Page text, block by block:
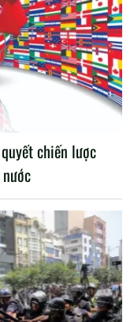
chiến lược